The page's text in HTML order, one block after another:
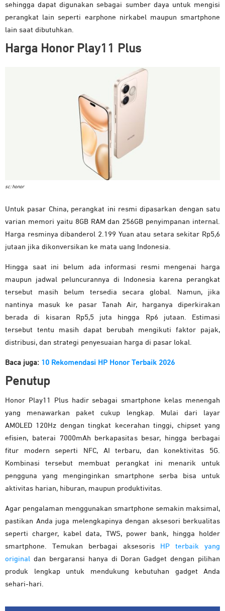
sehingga dapat digunakan sebagai sumber daya untuk mengisi
perangkat lain seperti earphone nirkabel maupun smartphone
lain saat dibutuhkan.
Harga Honor Play11 Plus
sc: honor
Untuk pasar China, perangkat ini resmi dipasarkan dengan satu
varian memori yaitu 8GB RAM dan 256GB penyimpanan internal.
Harga resminya dibanderol 2.199 Yuan atau setara sekitar Rp5,6
jutaan jika dikonversikan ke mata uang Indonesia.
Hingga saat ini belum ada informasi resmi mengenai harga
maupun jadwal peluncurannya di Indonesia karena perangkat
tersebut masih belum tersedia secara global. Namun, jika
nantinya masuk ke pasar Tanah Air, harganya diperkirakan
berada di kisaran Rp5,5 juta hingga Rp6 jutaan. Estimasi
tersebut tentu masih dapat berubah mengikuti faktor pajak,
distribusi, dan strategi penyesuaian harga di pasar lokal.
Baca juga: 10 Rekomendasi HP Honor Terbaik 2026
Penutup
Honor Play11 Plus hadir sebagai smartphone kelas menengah
yang menawarkan paket cukup lengkap. Mulai dari layar
AMOLED 120Hz dengan tingkat kecerahan tinggi, chipset yang
efisien, baterai 7000mAh berkapasitas besar, hingga berbagai
fitur modern seperti NFC, AI terbaru, dan konektivitas 5G.
Kombinasi tersebut membuat perangkat ini menarik untuk
pengguna yang menginginkan smartphone serba bisa untuk
aktivitas harian, hiburan, maupun produktivitas.
Agar pengalaman menggunakan smartphone semakin maksimal,
pastikan Anda juga melengkapinya dengan aksesori berkualitas
seperti charger, kabel data, TWS, power bank, hingga holder
smartphone. Temukan berbagai aksesoris
HP terbaik yang
original dan bergaransi hanya di Doran Gadget dengan pilihan
produk lengkap untuk mendukung kebutuhan gadget Anda
sehari-hari.